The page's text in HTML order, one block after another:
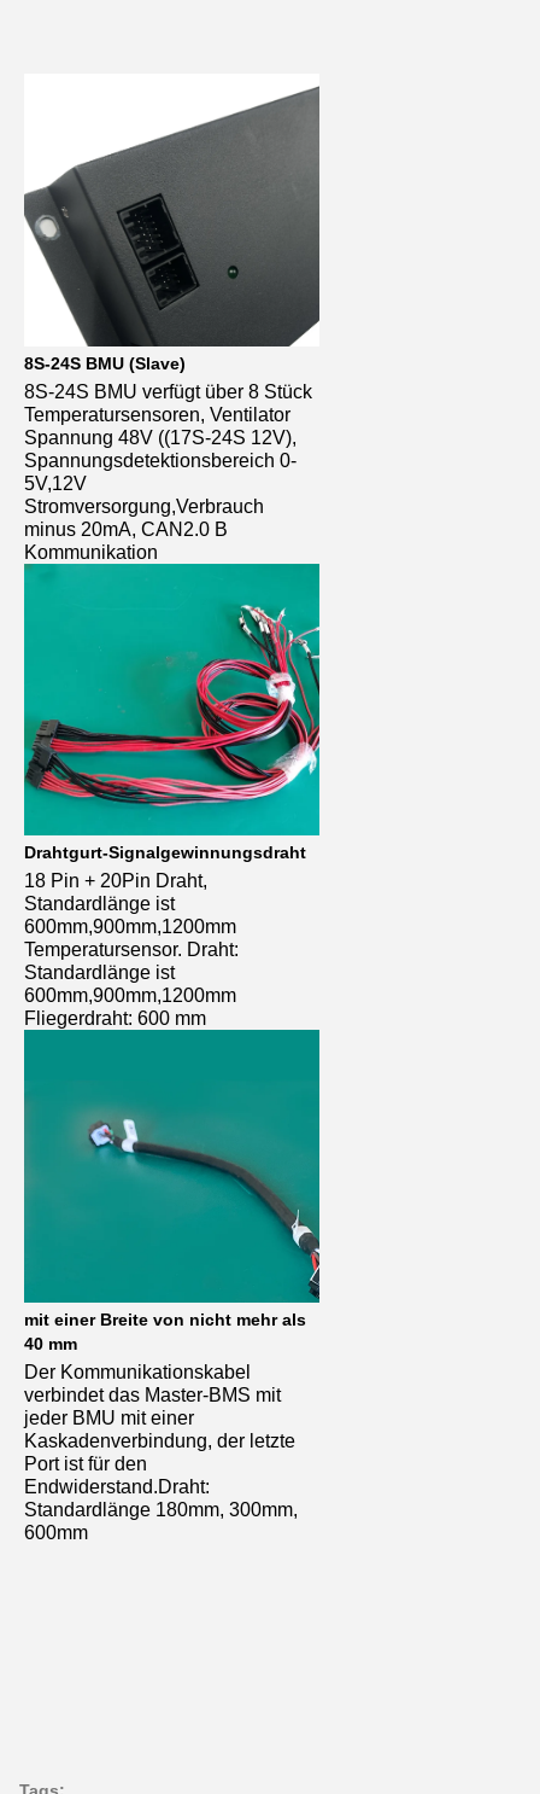
8S-24S BMU (Slave)
8S-24S BMU verfügt über 8 Stück
Temperatursensoren, Ventilator
Spannung 48V ((17S-24S 12V),
Spannungsdetektionsbereich 0-
5V,12V
Stromversorgung,Verbrauch
minus 20mA, CAN2.0 B
Kommunikation
Drahtgurt-Signalgewinnungsdraht
18 Pin + 20Pin Draht,
Standardlänge ist
600mm,900mm,1200mm
Temperatursensor. Draht:
Standardlänge ist
600mm,900mm,1200mm
Fliegerdraht: 600 mm
mit einer Breite von nicht mehr als
40 mm
Der Kommunikationskabel
verbindet das Master-BMS mit
jeder BMU mit einer
Kaskadenverbindung, der letzte
Port ist für den
Endwiderstand.Draht:
Standardlänge 180mm, 300mm,
600mm
Tags: